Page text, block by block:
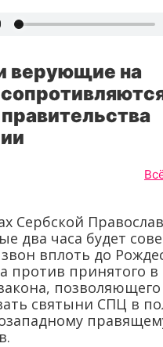
верующие на
Сербской
два часа будет
вплоть до
против принятого в
позволяющего
святыни СПЦ в